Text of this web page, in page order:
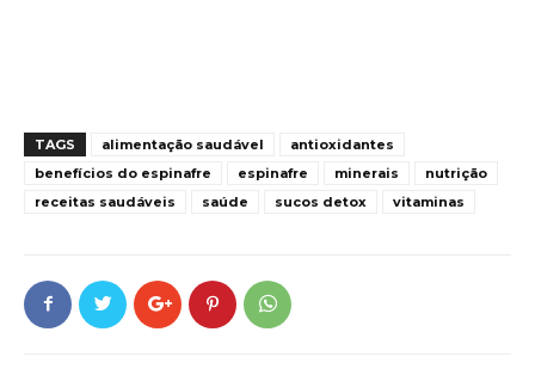
TAGS alimentação saudável
antioxidantes
benefícios do espinafre
espinafre minerais
nutrição
receitas saudáveis
saúde sucos detox vitaminas